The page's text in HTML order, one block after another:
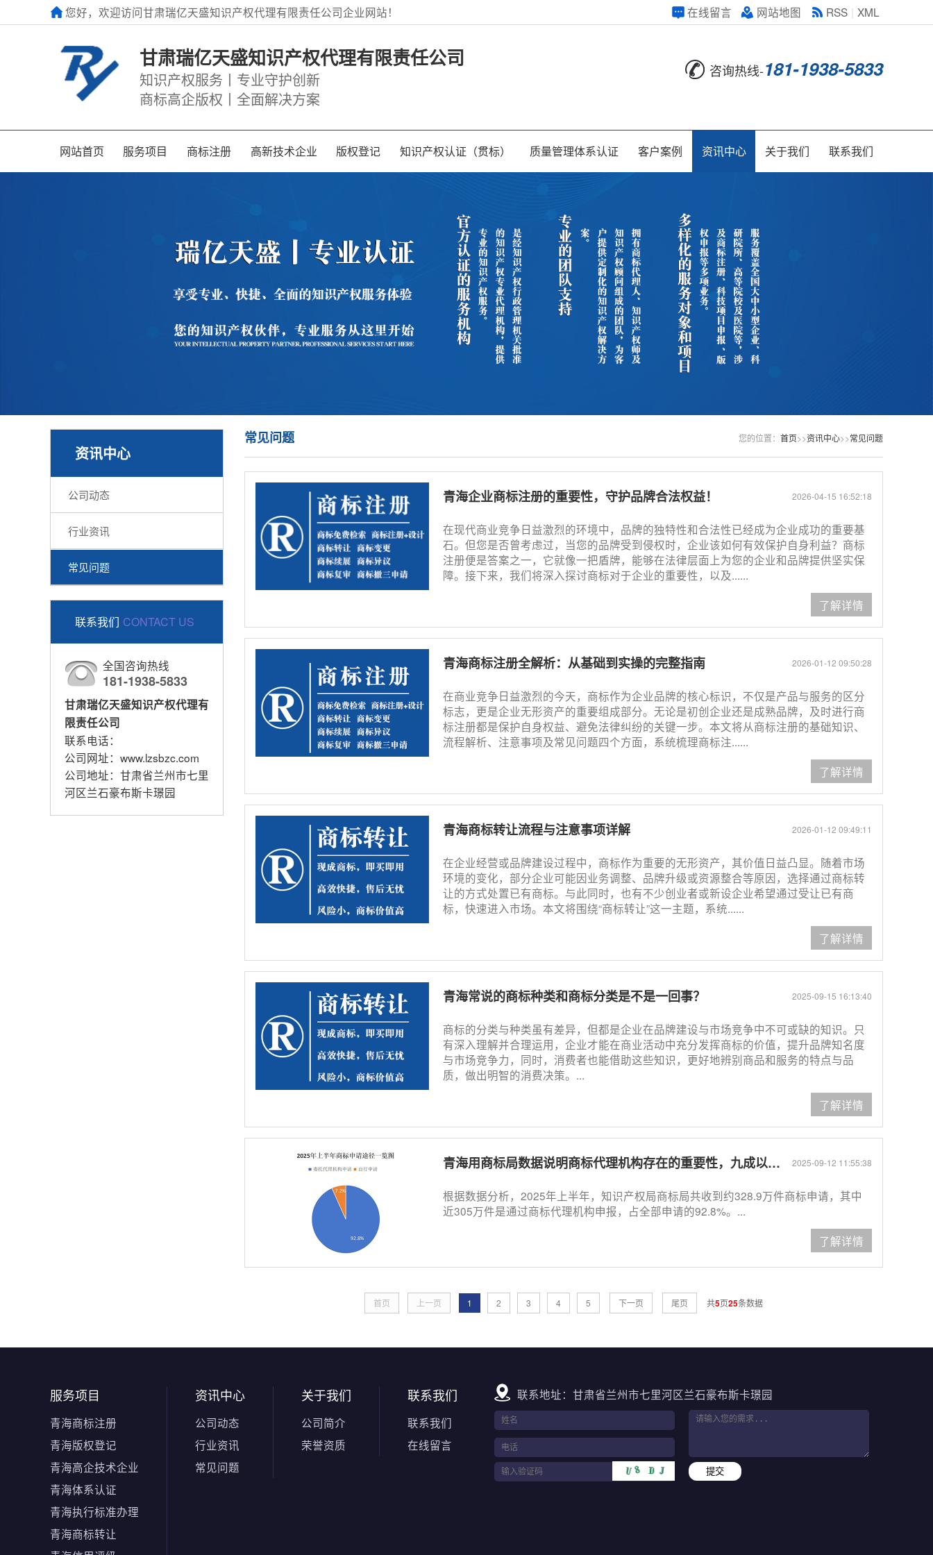
在线留言 网站地图 RSS XML
您好，欢迎访问甘肃瑞亿天盛知识产权代理有限责任公司企业网站！
甘肃瑞亿天盛知识产权代理有限责任公司
知识产权服务丨专业守护创新
商标高企版权丨全面解决方案
咨询热线-181-1938-5833
网站首页 服务项目 商标注册 高新技术企业 版权登记 知识产权认证（贯标） 质量管理体系认证 客户案例 资讯中心 关于我们 联系我们
资讯中心
公司动态
行业资讯
常见问题
联系我们 CONTACT US
全国咨询热线
181-1938-5833
甘肃瑞亿天盛知识产权代理有
限责任公司
联系电话：
公司网址：www.lzsbzc.com
公司地址：甘肃省兰州市七里
河区兰石豪布斯卡璟园
您的位置： 首页>>资讯中心>>常见问题
常见问题
2026-04-15 16:52:18
青海企业商标注册的重要性，守护品牌合法权益！
在现代商业竞争日益激烈的环境中，品牌的独特性和合法性已经成为企业成功的重要基
石。但您是否曾考虑过，当您的品牌受到侵权时，企业该如何有效保护自身利益？商标
注册便是答案之一，它就像一把盾牌，能够在法律层面上为您的企业和品牌提供坚实保
障。接下来，我们将深入探讨商标对于企业的重要性，以及......
了解详情
2026-01-12 09:50:28
青海商标注册全解析：从基础到实操的完整指南
在商业竞争日益激烈的今天，商标作为企业品牌的核心标识，不仅是产品与服务的区分
标志，更是企业无形资产的重要组成部分。无论是初创企业还是成熟品牌，及时进行商
标注册都是保护自身权益、避免法律纠纷的关键一步。本文将从商标注册的基础知识、
流程解析、注意事项及常见问题四个方面，系统梳理商标注......
了解详情
2026-01-12 09:49:11
青海商标转让流程与注意事项详解
在企业经营或品牌建设过程中，商标作为重要的无形资产，其价值日益凸显。随着市场
环境的变化，部分企业可能因业务调整、品牌升级或资源整合等原因，选择通过商标转
让的方式处置已有商标。与此同时，也有不少创业者或新设企业希望通过受让已有商
标，快速进入市场。本文将围绕“商标转让”这一主题，系统......
了解详情
2025-09-15 16:13:40
青海常说的商标种类和商标分类是不是一回事？
商标的分类与种类虽有差异，但都是企业在品牌建设与市场竞争中不可或缺的知识。只
有深入理解并合理运用，企业才能在商业活动中充分发挥商标的价值，提升品牌知名度
与市场竞争力，同时，消费者也能借助这些知识，更好地辨别商品和服务的特点与品
质，做出明智的消费决策。...
了解详情
2025-09-12 11:55:38
青海用商标局数据说明商标代理机构存在的重要性，九成以上的商标申请是通过代理机构代为办理。
根据数据分析，2025年上半年，知识产权局商标局共收到约328.9万件商标申请，其中
近305万件是通过商标代理机构申报，占全部申请的92.8%。...
了解详情
首页 上一页 1 2 3 4 5 下一页 尾页 共5页25条数据
服务项目
青海商标注册
青海版权登记
青海高企技术企业
青海体系认证
青海执行标准办理
青海商标转让
资讯中心
公司动态
行业资讯
常见问题
关于我们
公司简介
荣誉资质
联系我们
联系我们
在线留言
联系地址：甘肃省兰州市七里河区兰石豪布斯卡璟园
提交